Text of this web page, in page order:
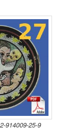
914009-25-9